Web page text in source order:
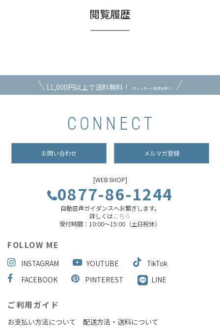
閲覧履歴
11,000円以上で送料無料！ （ヴィンテージ家具を除く）
お問い合わせ メルマガ登録
[WEB SHOP]
0877-86-1244
自動音声ガイダンスへお繋ぎします。
詳しくはこちら
受付時間：10:00～15:00（土日祝休）
FOLLOW ME
INSTAGRAM YOUTUBE
TikTok
FACEBOOK
PINTEREST LINE
ご利用ガイド
お支払い方法について
配送方法・送料について